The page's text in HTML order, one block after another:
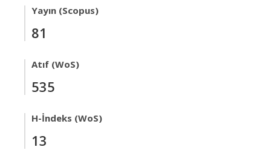
Yayın (Scopus)
81
Atıf (WoS)
535
H-İndeks (WoS)
13